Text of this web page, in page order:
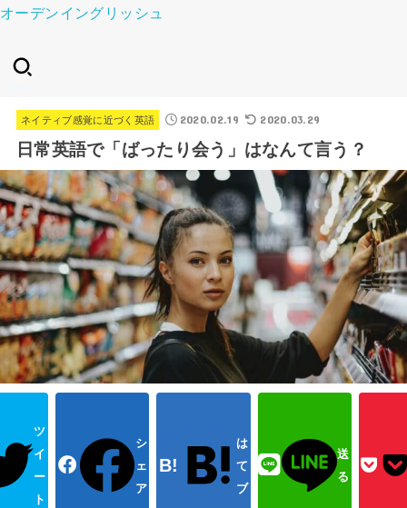
オーデンイングリッシュ
ネイティブ感覚に近づく英語 2020.02.19 2020.03.29
日常英語で「ばったり会う」はなんて言う？
ツ
イ
ー
ト
シ
ェ
ア
は
て
ブ
送
る